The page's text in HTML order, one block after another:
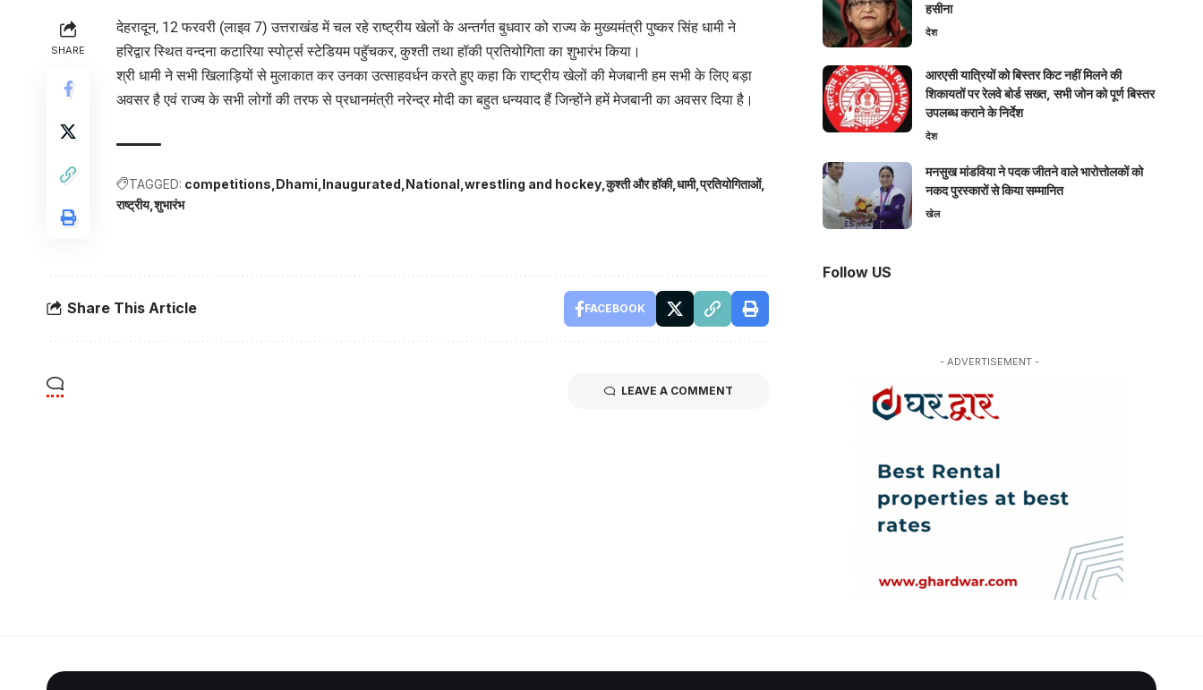
SHARE
देहरादून, 12 फरवरी (लाइव 7) उत्तराखंड में चल रहे राष्ट्रीय खेलों के अन्तर्गत बुधवार को राज्य के मुख्यमंत्री पुष्कर सिंह धामी ने
हरिद्वार स्थित वन्दना कटारिया स्पोर्ट्स स्टेडियम पहुॅचकर, कुश्ती तथा हॉकी प्रतियोगिता का शुभारंभ किया।
श्री धामी ने सभी खिलाड़ियों से मुलाकात कर उनका उत्साहवर्धन करते हुए कहा कि राष्ट्रीय खेलों की मेजबानी हम सभी के लिए बड़ा
अवसर है एवं राज्य के सभी लोगों की तरफ से प्रधानमंत्री नरेन्द्र मोदी का बहुत धन्यवाद हैं जिन्होंने हमें मेजबानी का अवसर दिया है।
TAGGED: competitions Dhami Inaugurated National wrestling and hockey कुश्ती और हॉकी धामी प्रतियोगिताओं
राष्ट्रीय शुभारंभ
Share This Article FACEBOOK
LEAVE A COMMENT
हसीना
देश
आरएसी यात्रियों को बिस्तर किट नहीं मिलने की
शिकायतों पर रेलवे बोर्ड सख्त, सभी जोन को पूर्ण बिस्तर
उपलब्ध कराने के निर्देश
देश
मनसुख मांडविया ने पदक जीतने वाले भारोत्तोलकों को
नकद पुरस्कारों से किया सम्मानित
खेल
Follow US
- ADVERTISEMENT -